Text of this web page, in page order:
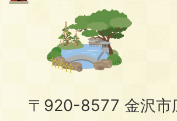
〒920-8577 金沢市